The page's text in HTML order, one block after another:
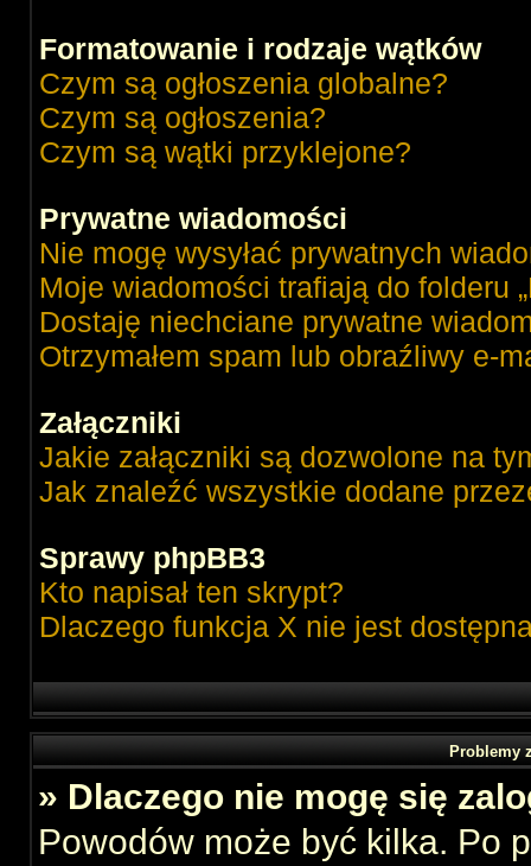
Formatowanie i rodzaje wątków
Czym są ogłoszenia globalne?
Czym są ogłoszenia?
Czym są wątki przyklejone?
Prywatne wiadomości
Nie mogę wysyłać prywatnych
Moje wiadomości trafiają do folderu
Dostaję niechciane prywatne
Otrzymałem spam lub obraźliwy e-
Załączniki
Jakie załączniki są dozwolone na
Jak znaleźć wszystkie dodane
Sprawy phpBB3
Kto napisał ten skrypt?
Dlaczego funkcja X nie jest
Problemy
» Dlaczego nie mogę się
Powodów może być kilka. Po